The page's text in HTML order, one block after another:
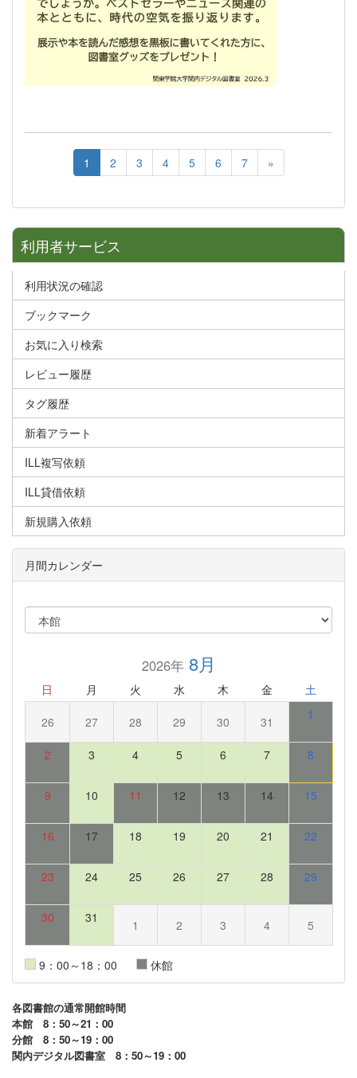
1 2 3 4 5 6 7 »
利用者サービス
利用状況の確認
ブックマーク
お気に入り検索
レビュー履歴
タグ履歴
新着アラート
ILL複写依頼
ILL貸借依頼
新規購入依頼
月間カレンダー
2026年8月
日 月 火 水 木 金 土
26 27 28 29 30 31 1
2 3 4 5 6 7 8
9 10 11 12 13 14 15
16 17 18 19 20 21 22
23 24 25 26 27 28 29
30 31 1 2 3 4 5
9：00～18：00 休館
各図書館の通常開館時間
本館 8：50～21：00
分館 8：50～19：00
関内デジタル図書室 8：50～19：00